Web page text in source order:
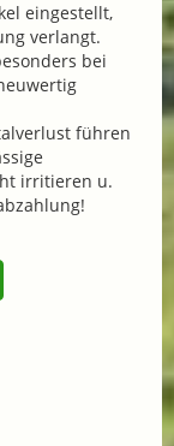
eingestellt,
verlangt.
bei
führen
irritieren u.